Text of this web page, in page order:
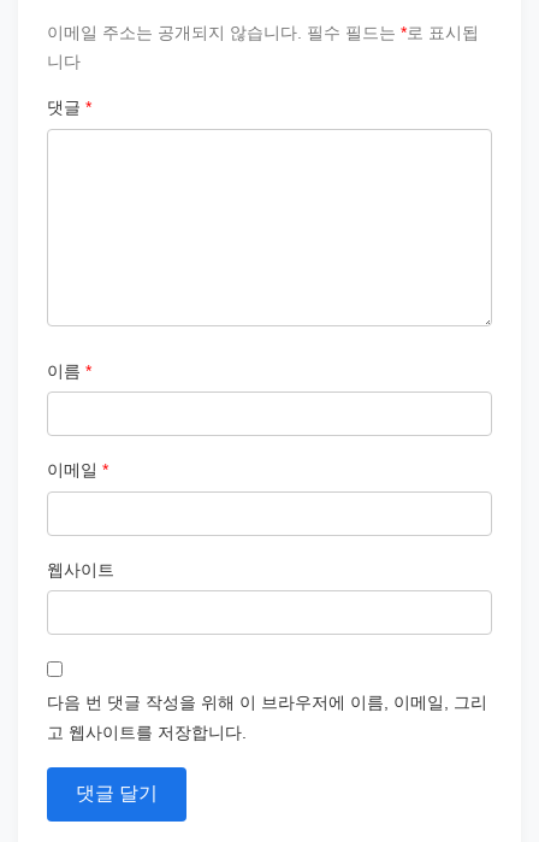
이메일 주소는 공개되지 않습니다. 필수 필드는 *로 표시됩
니다
댓글 *
이름 *
이메일 *
웹사이트
다음 번 댓글 작성을 위해 이 브라우저에 이름, 이메일, 그리
고 웹사이트를 저장합니다.